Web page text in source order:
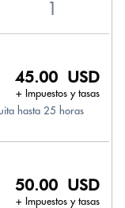
45.00 USD
+ Impuestos y tasas
hasta 25 horas
50.00 USD
+ Impuestos y tasas